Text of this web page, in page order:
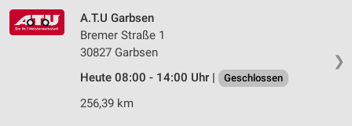
❯
A.T.U Garbsen
Bremer Straße 1
30827 Garbsen
Heute 08:00 - 14:00 Uhr |
Geschlossen
256,39 km